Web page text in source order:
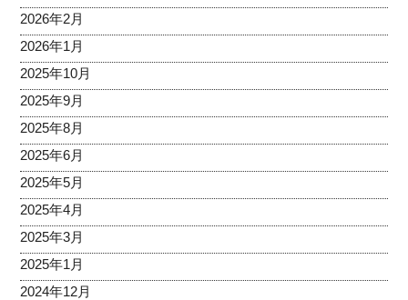
2026年2月
2026年1月
2025年10月
2025年9月
2025年8月
2025年6月
2025年5月
2025年4月
2025年3月
2025年1月
2024年12月